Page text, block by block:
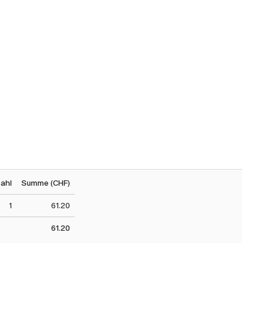
Summe (CHF)
1 61.20
61.20